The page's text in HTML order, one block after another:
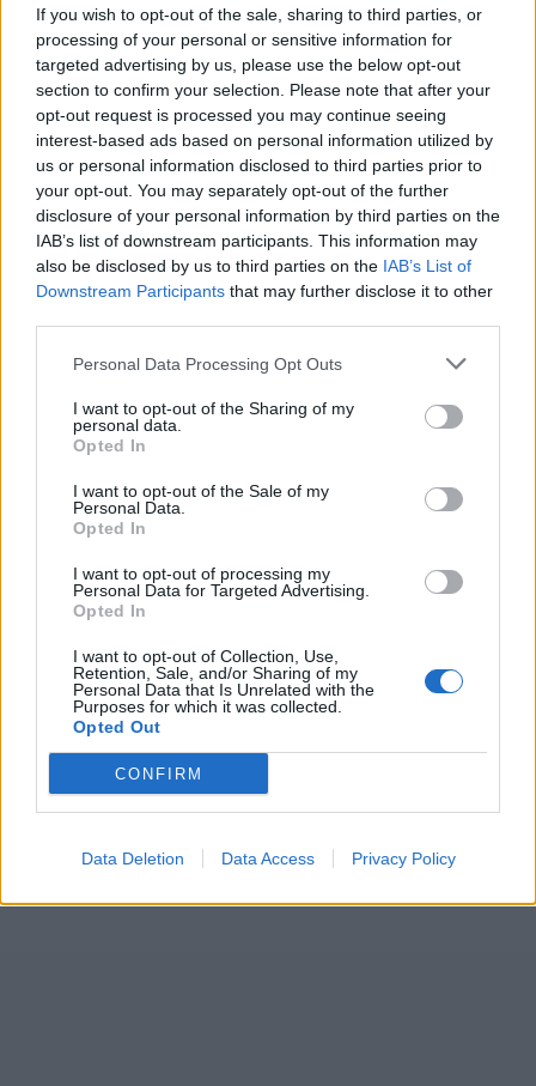
If you wish to opt-out of the sale, sharing to third parties, or
processing of your personal or sensitive information for
targeted advertising by us, please use the below opt-out
section to confirm your selection. Please note that after your
opt-out request is processed you may continue seeing
interest-based ads based on personal information utilized by
us or personal information disclosed to third parties prior to
your opt-out. You may separately opt-out of the further
disclosure of your personal information by third parties on the
IAB’s list of downstream participants. This information may
also be disclosed by us to third parties on the IAB’s List of
Downstream Participants that may further disclose it to other
Personal Data Processing Opt Outs
I want to opt-out of the Sharing of my
personal data.
Opted In
I want to opt-out of the Sale of my
Personal Data.
Opted In
I want to opt-out of processing my
Personal Data for Targeted Advertising.
Opted In
I want to opt-out of Collection, Use,
Retention, Sale, and/or Sharing of my
Personal Data that Is Unrelated with the
Purposes for which it was collected.
Opted Out
CONFIRM
Data Deletion Data Access Privacy Policy
περιοχή αυτή φημίζεται επίσης για τις ζεστές
θερμοκρασίες και τον καυτό ήλιο.
https://www.instagram.com/p/DIrVk5yICW8/
Ένα από τα πιο χαρακτηριστικά look της ήταν
αυτό το φωτεινό fluo σετ, που αποτελείται από
αμάνικο τοπ και αέρινο παντελόνι, το οποίο
συνδύασε με animal print sneakers και
αυτό outfit. Το φωτεινό αυτό κίτρινο σύνολο,
την έκανε να ξεχωρίσει από το τοπίο και να
δώσει την αίσθηση της φρεσκάδας και της
ζωντάνιας, κλέβοντας όλα τα βλέμματα πάνω